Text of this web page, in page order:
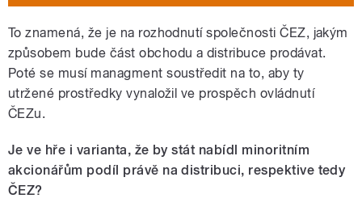
To znamená, že je na rozhodnutí společnosti ČEZ, jakým
způsobem bude část obchodu a distribuce prodávat.
Poté se musí managment soustředit na to, aby ty
utržené prostředky vynaložil ve prospěch ovládnutí
ČEZu.
Je ve hře i varianta, že by stát nabídl minoritním
akcionářům podíl právě na distribuci, respektive tedy
ČEZ?